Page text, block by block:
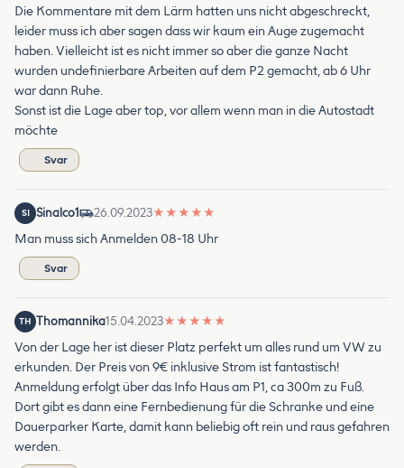
Die Kommentare mit dem Lärm hatten uns nicht abgeschreckt,
leider muss ich aber sagen dass wir kaum ein Auge zugemacht
haben. Vielleicht ist es nicht immer so aber die ganze Nacht
wurden undefinierbare Arbeiten auf dem P2 gemacht, ab 6 Uhr
war dann Ruhe.
Sonst ist die Lage aber top, vor allem wenn man in die Autostadt
möchte
Svar
SI Sinalco1 26.09.2023★ ★ ★ ★ ★
Man muss sich Anmelden 08-18 Uhr
Svar
TH Thomannika15.04.2023★ ★ ★ ★ ★
Von der Lage her ist dieser Platz perfekt um alles rund um VW zu
erkunden. Der Preis von 9€ inklusive Strom ist fantastisch!
Anmeldung erfolgt über das Info Haus am P1, ca 300m zu Fuß.
Dort gibt es dann eine Fernbedienung für die Schranke und eine
Dauerparker Karte, damit kann beliebig oft rein und raus gefahren
werden.